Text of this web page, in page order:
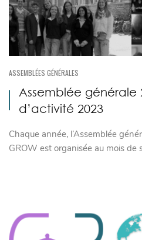
ASSEMBLÉES GÉNÉRALES
Assemblée générale
d’activité 2023
Chaque année, l’Assemblée
GROW est organisée au mois de